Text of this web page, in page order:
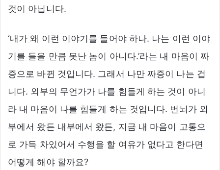
것이 아닙니다.
‘내가 왜 이런 이야기를 들어야 하나. 나는 이런 이야
기를 들을 만큼 못난 놈이 아니다.’라는 내 마음이 짜
증으로 바뀐 것입니다. 그래서 나만 짜증이 나는 겁
니다. 외부의 무언가가 나를 힘들게 하는 것이 아니
라 내 마음이 나를 힘들게 하는 것입니다. 번뇌가 외
부에서 왔든 내부에서 왔든, 지금 내 마음이 고통으
로 가득 차있어서 수행을 할 여유가 없다고 한다면
어떻게 해야 할까요?